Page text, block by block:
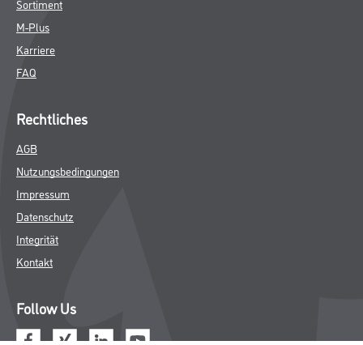
Sortiment
M-Plus
Karriere
FAQ
Rechtliches
AGB
Nutzungsbedingungen
Impressum
Datenschutz
Integrität
Kontakt
Follow Us